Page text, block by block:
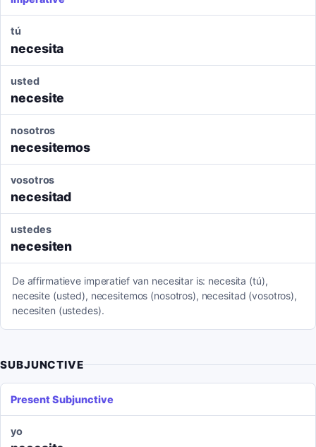
tú
necesita
usted
necesite
nosotros
necesitemos
vosotros
necesitad
ustedes
necesiten
De affirmatieve imperatief van necesitar is: necesita (tú),
necesite (usted), necesitemos (nosotros), necesitad (vosotros),
necesiten (ustedes).
SUBJUNCTIVE
Present Subjunctive
yo